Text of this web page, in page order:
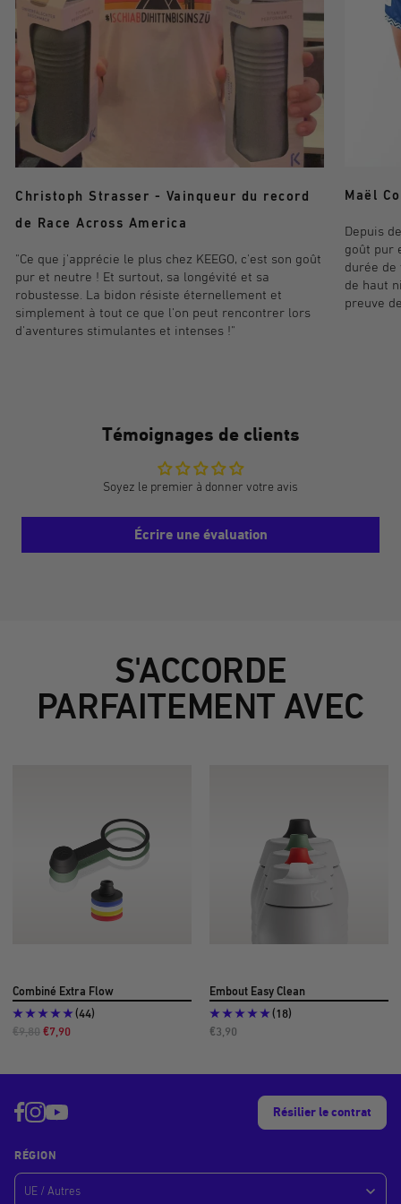
Christoph Strasser - Vainqueur du record
de Race Across America
"Ce que j'apprécie le plus chez KEEGO, c'est son goût
pur et neutre ! Et surtout, sa longévité et sa
robustesse. La bidon résiste éternellement et
simplement à tout ce que l'on peut rencontrer lors
d'aventures stimulantes et intenses !"
Maël
Depuis
goût pur
durée de
de haut
preuve
Témoignages de clients
Soyez le premier à donner votre avis
Écrire une évaluation
S'ACCORDE
PARFAITEMENT AVEC
Combiné Extra Flow
(44)
Prix
€7,90
Prix
€9,80
Embout Easy Clean
(18)
Prix
€3,90
Résilier le contrat
RÉGION